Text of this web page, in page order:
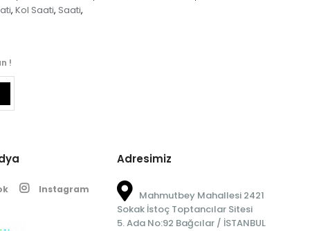
, Kol Saati, Saati,
!
Instagram
Adresimiz
Mahmutbey Mahallesi 2421
Sokak İstoç Toptancılar Sitesi
5. Ada No:92 Bağcılar / İSTANBUL